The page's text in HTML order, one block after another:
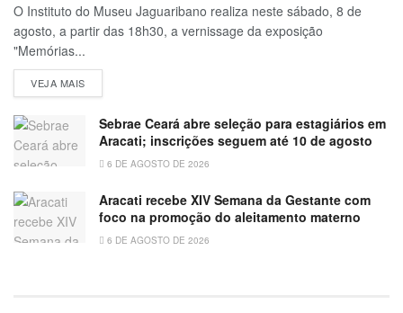
O Instituto do Museu Jaguaribano realiza neste sábado, 8 de
agosto, a partir das 18h30, a vernissage da exposição
"Memórias...
VEJA MAIS
Sebrae Ceará abre seleção para estagiários em
Aracati; inscrições seguem até 10 de agosto
6 DE AGOSTO DE 2026
Aracati recebe XIV Semana da Gestante com
foco na promoção do aleitamento materno
6 DE AGOSTO DE 2026